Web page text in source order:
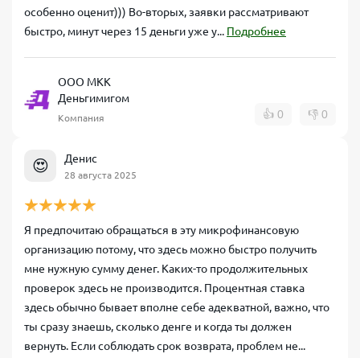
особенно оценит))) Во-вторых, заявки рассматривают
быстро, минут через 15 деньги уже у... Подробнее
ООО МКК
Деньгимигом
Компания 👍 0 👎 0
😍 Денис
28 августа 2025
Я предпочитаю обращаться в эту микрофинансовую
организацию потому, что здесь можно быстро получить
мне нужную сумму денег. Каких-то продолжительных
проверок здесь не производится. Процентная ставка
здесь обычно бывает вполне себе адекватной, важно, что
ты сразу знаешь, сколько денге и когда ты должен
вернуть. Если соблюдать срок возврата, проблем не...